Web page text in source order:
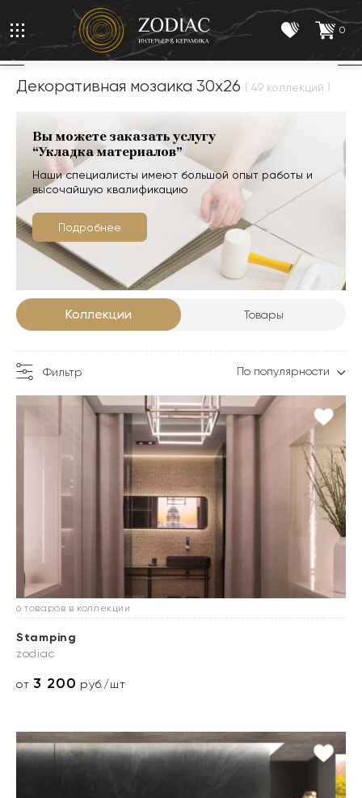
0
Декоративная мозаика 30x26 ( 49 коллекций )
Вы можете заказать услугу
“Укладка материалов”
Наши специалисты имеют большой опыт работы и
высочайшую квалификацию
Подробнее
Коллекции Товары
Фильтр По популярности
6 товаров в коллекции
Stamping
zodiac
от3 200 руб./шт